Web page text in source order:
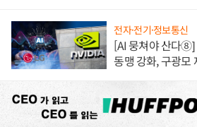
전자·전기·정보통신
[AI 뭉쳐야 산다⑧]
동맹 강화, 구광모